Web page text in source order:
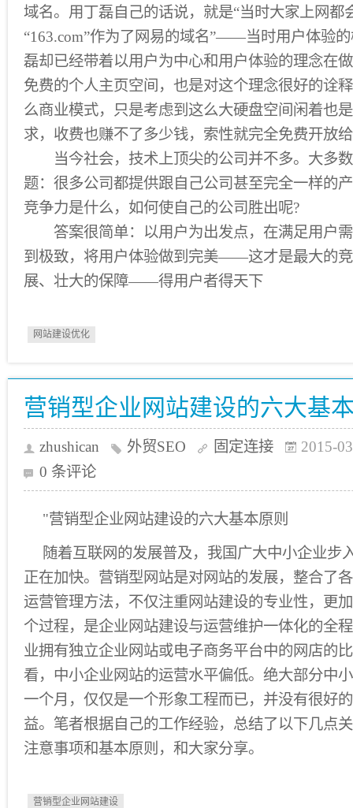
域名。用丁磊自己的话说，就是“当时大家上网都
“163.com”作为了网易的域名”——当时用户体验
磊却已经带着以用户为中心和用户体验的理念在
免费的个人主页空间，也是对这个理念很好的
么商业模式，只是考虑到这么大硬盘空间闲着也
求，收费也赚不了多少钱，索性就完全免费开放
当今社会，技术上顶尖的公司并不多。大多数
题：很多公司都提供跟自己公司甚至完全一样的
竞争力是什么，如何使自己的公司胜出呢?
答案很简单：以用户为出发点，在满足用户需
到极致，将用户体验做到完美——这才是最大的
展、壮大的保障——得用户者得天下
网站建设优化
营销型企业网站建设的六大基
zhushican 外贸SEO 固定连接
2015-
0 条评论
"营销型企业网站建设的六大基本原则
随着互联网的发展普及，我国广大中小企业步
正在加快。营销型网站是对网站的发展，整合了
运营管理方法，不仅注重网站建设的专业性，更
个过程，是企业网站建设与运营维护一体化的全
业拥有独立企业网站或电子商务平台中的网店的
看，中小企业网站的运营水平偏低。绝大部分中
一个月，仅仅是一个形象工程而已，并没有很好
益。笔者根据自己的工作经验，总结了以下几点
注意事项和基本原则，和大家分享。
营销型企业网站建设